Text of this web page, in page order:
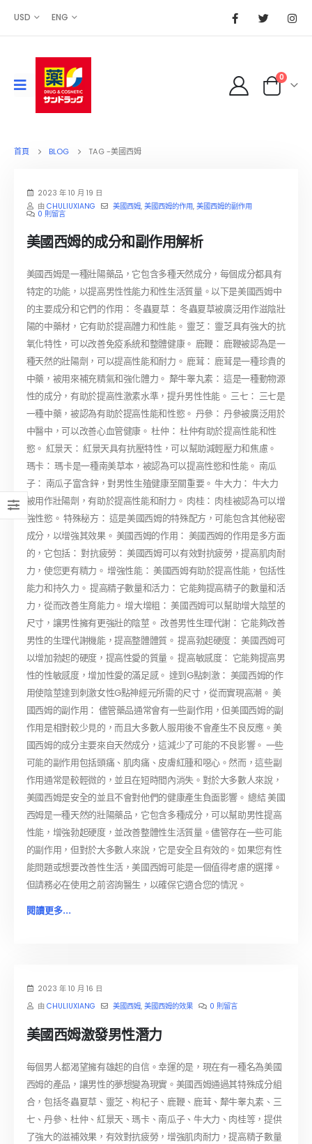
USD ENG
0
首頁 BLOG TAG -美國西姆
2023 年 10 月 19 日
由CHULIUXIANG 美國西姆, 美國西姆的作用, 美國西姆的副作用
0 則留言
美國西姆的成分和副作用解析
美國西姆是一種壯陽藥品，它包含多種天然成分，每個成分都具有
特定的功能，以提高男性性能力和性生活質量。以下是美國西姆中
的主要成分和它們的作用： 冬蟲夏草： 冬蟲夏草被廣泛用作滋陰壯
陽的中藥材，它有助於提高體力和性能。 靈芝： 靈芝具有強大的抗
氧化特性，可以改善免疫系統和整體健康。 鹿鞭： 鹿鞭被認為是一
種天然的壯陽劑，可以提高性能和耐力。 鹿茸： 鹿茸是一種珍貴的
中藥，被用來補充精氣和強化體力。 犛牛睾丸素： 這是一種動物源
性的成分，有助於提高性激素水準，提升男性性能。 三七： 三七是
一種中藥，被認為有助於提高性能和性慾。 丹參： 丹參被廣泛用於
中醫中，可以改善心血管健康。 杜仲： 杜仲有助於提高性能和性
慾。 紅景天： 紅景天具有抗壓特性，可以幫助減輕壓力和焦慮。
瑪卡： 瑪卡是一種南美草本，被認為可以提高性慾和性能。 南瓜
子： 南瓜子富含鋅，對男性生殖健康至關重要。 牛大力： 牛大力
被用作壯陽劑，有助於提高性能和耐力。 肉桂： 肉桂被認為可以增
強性慾。 特殊秘方： 這是美國西姆的特殊配方，可能包含其他秘密
成分，以增強其效果。 美國西姆的作用： 美國西姆的作用是多方面
的，它包括： 對抗疲勞： 美國西姆可以有效對抗疲勞，提高肌肉耐
力，使您更有精力。 增強性能： 美國西姆有助於提高性能，包括性
能力和持久力。 提高精子數量和活力： 它能夠提高精子的數量和活
力，從而改善生育能力。 增大增粗： 美國西姆可以幫助增大陰莖的
尺寸，讓男性擁有更強壯的陰莖。 改善男性生理代謝： 它能夠改善
男性的生理代謝機能，提高整體體質。 提高勃起硬度： 美國西姆可
以增加勃起的硬度，提高性愛的質量。 提高敏感度： 它能夠提高男
性的性敏感度，增加性愛的滿足感。 達到G點刺激： 美國西姆的作
用使陰莖達到刺激女性G點神經元所需的尺寸，從而實現高潮。 美
國西姆的副作用： 儘管藥品通常會有一些副作用，但美國西姆的副
作用是相對較少見的，而且大多數人服用後不會產生不良反應。美
國西姆的成分主要來自天然成分，這減少了可能的不良影響。 一些
可能的副作用包括頭痛、肌肉痛、皮膚紅腫和噁心。然而，這些副
作用通常是較輕微的，並且在短時間內消失。對於大多數人來說，
美國西姆是安全的並且不會對他們的健康產生負面影響。 總結 美國
西姆是一種天然的壯陽藥品，它包含多種成分，可以幫助男性提高
性能，增強勃起硬度，並改善整體性生活質量。儘管存在一些可能
的副作用，但對於大多數人來說，它是安全且有效的。如果您有性
能問題或想要改善性生活，美國西姆可能是一個值得考慮的選擇。
但請務必在使用之前咨詢醫生，以確保它適合您的情況。
閱讀更多...
2023 年 10 月 16 日
由CHULIUXIANG 美國西姆, 美國西姆的效果 0 則留言
美國西姆激發男性潛力
每個男人都渴望擁有雄起的自信。幸運的是，現在有一種名為美國
西姆的產品，讓男性的夢想變為現實。美國西姆通過其特殊成分組
合，包括冬蟲夏草、靈芝、枸杞子、鹿鞭、鹿茸、犛牛睾丸素、三
七、丹參、杜仲、紅景天、瑪卡、南瓜子、牛大力、肉桂等，提供
了強大的滋補效果，有效對抗疲勞，增強肌肉耐力，提高精子數量